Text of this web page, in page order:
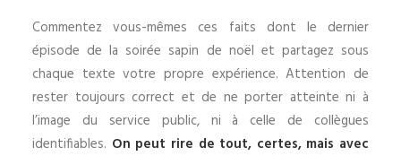
Commentez vous-mêmes ces faits dont le dernier
épisode de la soirée sapin de noël et partagez sous
chaque texte votre propre expérience. Attention de
rester toujours correct et de ne porter atteinte ni à
l’image du service public, ni à celle de collègues
identifiables. On peut rire de tout, certes, mais avec